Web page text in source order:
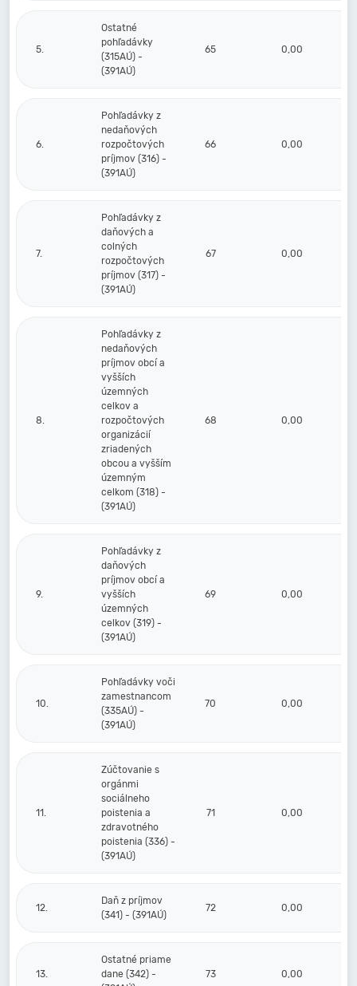
5.
Ostatné
pohľadávky
(315AÚ) -
(391AÚ)
65 0,00
6.
Pohľadávky z
nedaňových
rozpočtových
príjmov (316) -
(391AÚ)
66 0,00
7.
Pohľadávky z
daňových a
colných
rozpočtových
príjmov (317) -
(391AÚ)
67 0,00
8.
Pohľadávky z
nedaňových
príjmov obcí a
vyšších
územných
celkov a
rozpočtových
organizácií
zriadených
obcou a vyšším
územným
celkom (318) -
(391AÚ)
68 0,00
9.
Pohľadávky z
daňových
príjmov obcí a
vyšších
územných
celkov (319) -
(391AÚ)
69 0,00
10.
Pohľadávky voči
zamestnancom
(335AÚ) -
(391AÚ)
70 0,00
11.
Zúčtovanie s
orgánmi
sociálneho
poistenia a
zdravotného
poistenia (336) -
(391AÚ)
71 0,00
12.
Daň z príjmov
(341) - (391AÚ)
72 0,00
13.
Ostatné priame
dane (342) -
73 0,00